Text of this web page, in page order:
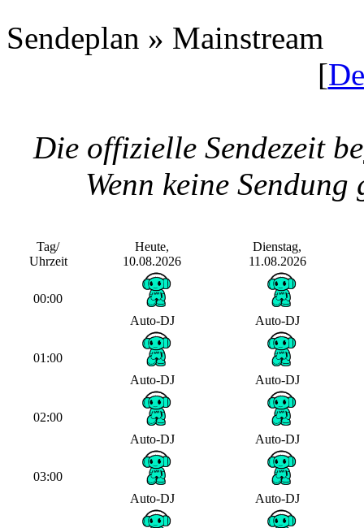
Sendeplan » Mainstream
[
Die offizielle Sendezeit
Wenn keine
Tag/
Uhrzeit
Heute,
10.08.2026
Dienstag,
11.08.2026
00:00
Auto-DJ
Auto-DJ
01:00
Auto-DJ
Auto-DJ
02:00
Auto-DJ
Auto-DJ
03:00
Auto-DJ
Auto-DJ